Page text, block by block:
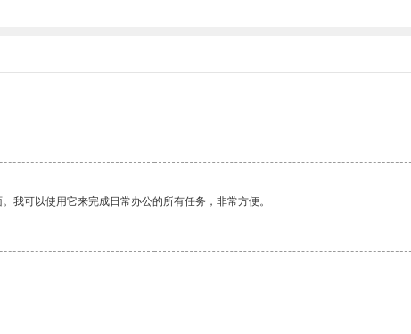
我可以使用它来完成日常办公的所有任务，非常方便。